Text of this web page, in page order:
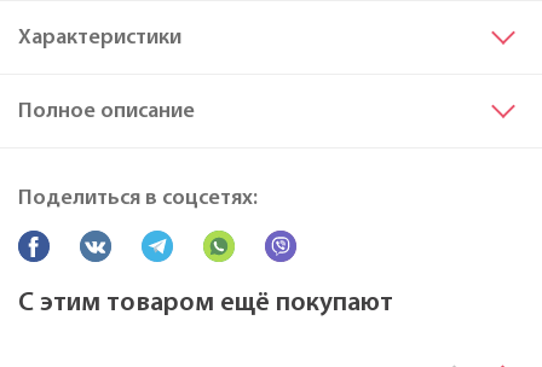
Характеристики
Материал жилы
Алюминий
Все характеристики
Полное описание
Поделиться в соцсетях:
С этим товаром ещё покупают